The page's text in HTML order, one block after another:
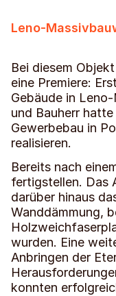
Leno-
Bei diesem
eine Premiere:
Gebäude in
und Bauherr
Gewerbebau in
realisieren.
Bereits nach
fertigstellen. Das
darüber hinaus
Wanddämmung,
wurden. Eine
Anbringen der
konnten